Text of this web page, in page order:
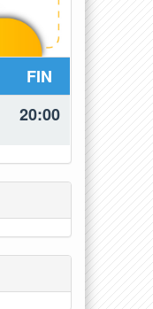
FIN
20:00